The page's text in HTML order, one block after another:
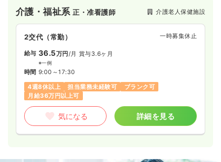
介護・福祉系正・准看護師 介護老人保健施設
2交代（常勤） 一時募集休止
給与 36.5万円/月 賞与3.6ヶ月
※一例
時間 9:00～17:30
4週8休以上
担当業務未経験可
ブランク可
月給36万円以上可
気になる 詳細を見る